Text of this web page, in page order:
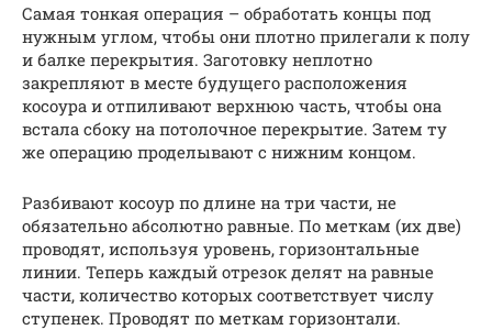
Самая тонкая операция – обработать концы под
нужным углом, чтобы они плотно прилегали к полу
и балке перекрытия. Заготовку неплотно
закрепляют в месте будущего расположения
косоура и отпиливают верхнюю часть, чтобы она
встала сбоку на потолочное перекрытие. Затем ту
же операцию проделывают с нижним концом.
Разбивают косоур по длине на три части, не
обязательно абсолютно равные. По меткам (их две)
проводят, используя уровень, горизонтальные
линии. Теперь каждый отрезок делят на равные
части, количество которых соответствует числу
ступенек. Проводят по меткам горизонтали.